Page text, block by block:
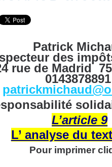
Patrick
des
rue de Madrid
0143878891
L’article 9
L’ analyse du
Pour imprimer